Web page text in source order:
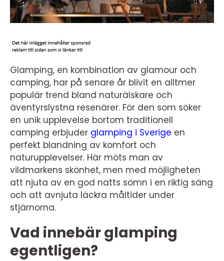
Glamping, en kombination av glamour och
camping, har på senare år blivit en alltmer
populär trend bland naturälskare och
äventyrslystna resenärer. För den som söker
en unik upplevelse bortom traditionell
camping erbjuder glamping i Sverige en
perfekt blandning av komfort och
naturupplevelser. Här möts man av
vildmarkens skönhet, men med möjligheten
att njuta av en god natts sömn i en riktig säng
och att avnjuta läckra måltider under
stjärnorna.
Vad innebär glamping
egentligen?